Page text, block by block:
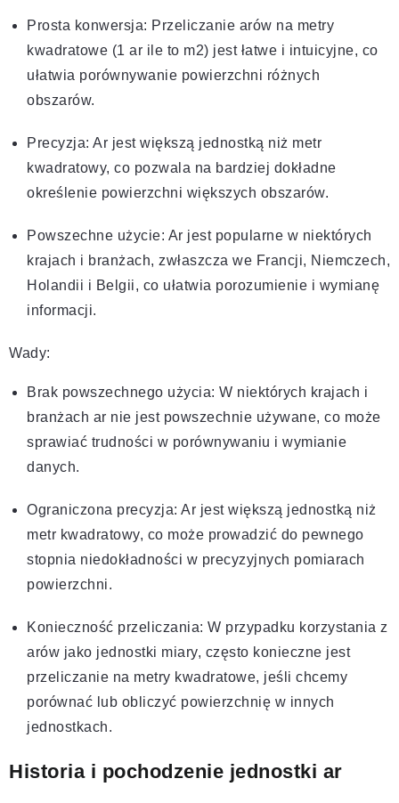
Prosta konwersja: Przeliczanie arów na metry
kwadratowe (1 ar ile to m2) jest łatwe i intuicyjne, co
ułatwia porównywanie powierzchni różnych
obszarów.
Precyzja: Ar jest większą jednostką niż metr
kwadratowy, co pozwala na bardziej dokładne
określenie powierzchni większych obszarów.
Powszechne użycie: Ar jest popularne w niektórych
krajach i branżach, zwłaszcza we Francji, Niemczech,
Holandii i Belgii, co ułatwia porozumienie i wymianę
informacji.
Wady:
Brak powszechnego użycia: W niektórych krajach i
branżach ar nie jest powszechnie używane, co może
sprawiać trudności w porównywaniu i wymianie
danych.
Ograniczona precyzja: Ar jest większą jednostką niż
metr kwadratowy, co może prowadzić do pewnego
stopnia niedokładności w precyzyjnych pomiarach
powierzchni.
Konieczność przeliczania: W przypadku korzystania z
arów jako jednostki miary, często konieczne jest
przeliczanie na metry kwadratowe, jeśli chcemy
porównać lub obliczyć powierzchnię w innych
jednostkach.
Historia i pochodzenie jednostki ar